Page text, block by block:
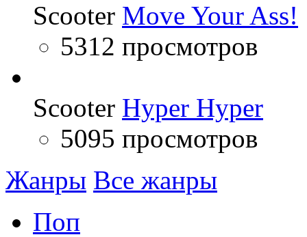
Scooter Move Your Ass!
5312 просмотров
Scooter Hyper Hyper
5095 просмотров
Жанры Все жанры
Поп